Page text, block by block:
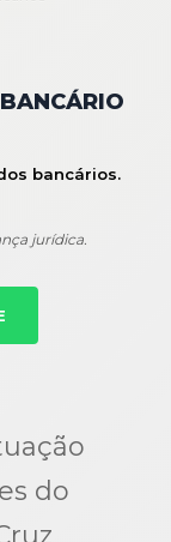
bancários.
jurídica.
do